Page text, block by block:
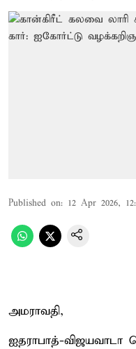
Published on: 12 Apr 2026,
அமராவதி,
ஐதராபாத்-